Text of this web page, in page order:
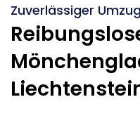
Zuverlässiger